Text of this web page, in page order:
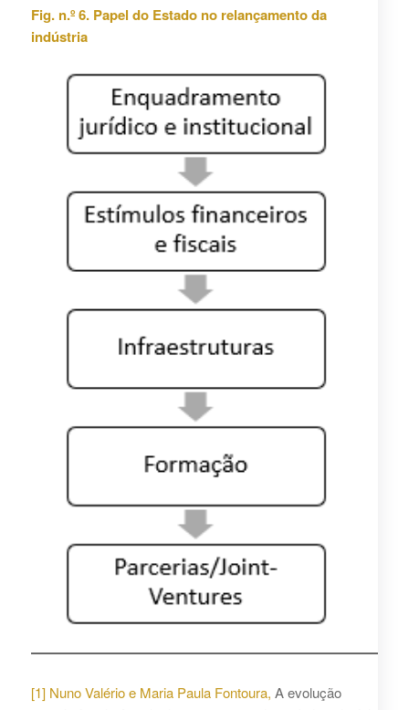
Fig. n.º 6. Papel do Estado no relançamento da
indústria
[1] Nuno Valério e Maria Paula Fontoura, A evolução